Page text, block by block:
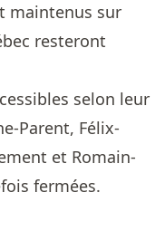
maintenus sur
resteront
selon leur
Parent, Félix-
et Romain-
fermées.